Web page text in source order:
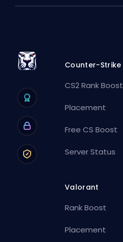
Counter-Strike
CS2 Rank Boost
Placement
Free CS Boost
Server Status
Valorant
Rank Boost
Placement